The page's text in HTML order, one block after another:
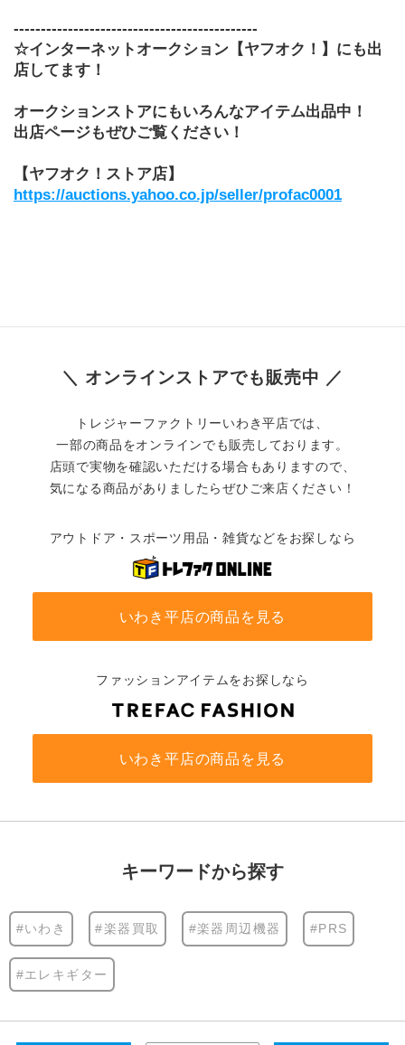
---------------------------------------------
☆インターネットオークション【ヤフオク！】にも出
店してます！
オークションストアにもいろんなアイテム出品中！
出店ページもぜひご覧ください！
【ヤフオク！ストア店】
https://auctions.yahoo.co.jp/seller/profac0001
＼ オンラインストアでも販売中 ／
トレジャーファクトリーいわき平店では、
一部の商品をオンラインでも販売しております。
店頭で実物を確認いただける場合もありますので、
気になる商品がありましたらぜひご来店ください！
アウトドア・スポーツ用品・雑貨などをお探しなら
いわき平店の商品を見る
ファッションアイテムをお探しなら
いわき平店の商品を見る
キーワードから探す
#いわき #楽器買取 #楽器周辺機器 #PRS
#エレキギター